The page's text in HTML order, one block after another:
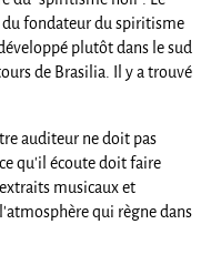
fondateur du spiritisme
plutôt dans le sud
de Brasilia. Il y a trouvé
auditeur ne doit pas
qu'il écoute doit faire
musicaux et
qui règne dans